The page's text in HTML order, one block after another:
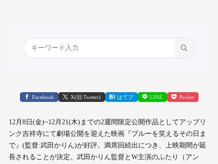
Facebook X(旧:Twitter) はてブ LINE Pocket
12月8日(金)~12月21(木)までの2週間限定公開作品としてアップリ
ンク吉祥寺にて劇場公開を迎えた映画『ブルーを笑えるその日ま
で』(監督:武田かりん)が好評。満席回続出につき、上映期間が延
長されることが決定。武田かりん監督とW主演のふたり（アン